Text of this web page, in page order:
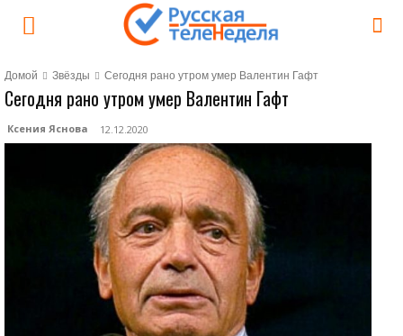
Домой Звёзды Сегодня рано утром умер Валентин Гафт
Сегодня рано утром умер Валентин Гафт
Ксения Яснова 12.12.2020